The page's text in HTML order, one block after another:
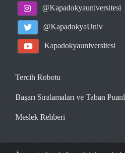
@Kapadokyauniversitesi
@KapadokyaUniv
Kapadokyauniversitesi
Tercih Robotu
Başarı Sıralamaları ve Taban
Meslek Rehberi